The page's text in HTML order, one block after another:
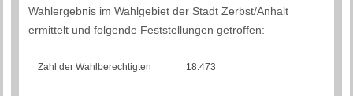
Wahlergebnis im Wahlgebiet der Stadt Zerbst/Anhalt
ermittelt und folgende Feststellungen getroffen:
Zahl der Wahlberechtigten 18.473